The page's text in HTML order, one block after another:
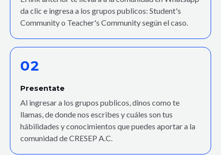
da clic e ingresa a los grupos publicos: Student's
Community o Teacher's Community según el caso.
02
Presentate
Al ingresar a los grupos publicos, dinos como te
llamas, de donde nos escribes y cuáles son tus
hábilidades y conocimientos que puedes aportar a la
comunidad de CRESEP A.C.